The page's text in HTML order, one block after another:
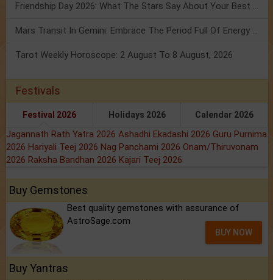
Friendship Day 2026: What The Stars Say About Your Best Friend!
Mars Transit In Gemini: Embrace The Period Full Of Energy & Intelligence
Tarot Weekly Horoscope: 2 August To 8 August, 2026
Festivals
Festival 2026 Holidays 2026 Calendar 2026
Jagannath Rath Yatra 2026 Ashadhi Ekadashi 2026 Guru Purnima
2026 Hariyali Teej 2026 Nag Panchami 2026 Onam/Thiruvonam
2026 Raksha Bandhan 2026 Kajari Teej 2026
Buy Gemstones
Best quality gemstones with assurance of
AstroSage.com
BUY NOW
Buy Yantras